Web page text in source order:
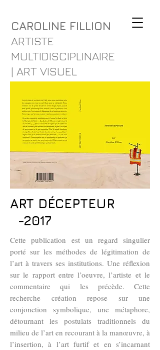
CAROLINE FILLION
ARTISTE
MULTIDISCIPLINAIRE
| ART VISUEL
ART DÉCEPTEUR
-2017
Cette publication est un regard singulier
porté sur les méthodes de légitimation de
l’art à travers ses institutions. Une réflexion
sur le rapport entre l’oeuvre, l’artiste et le
commentaire qui les précède. Cette
recherche création repose sur une
conjonction symbolique, une métaphore,
détournant les postulats traditionnels du
milieu de l’art en recourant à la manœuvre, à
l’insertion, à l’art furtif et en s’incarnant